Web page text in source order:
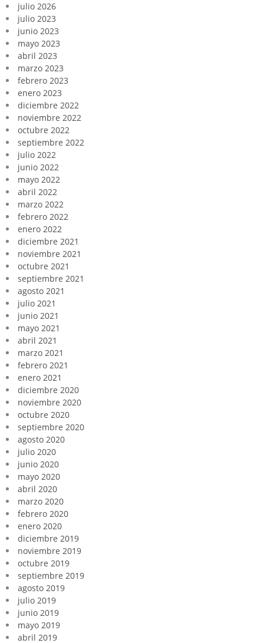
julio 2026
julio 2023
junio 2023
mayo 2023
abril 2023
marzo 2023
febrero 2023
enero 2023
diciembre 2022
noviembre 2022
octubre 2022
septiembre 2022
julio 2022
junio 2022
mayo 2022
abril 2022
marzo 2022
febrero 2022
enero 2022
diciembre 2021
noviembre 2021
octubre 2021
septiembre 2021
agosto 2021
julio 2021
junio 2021
mayo 2021
abril 2021
marzo 2021
febrero 2021
enero 2021
diciembre 2020
noviembre 2020
octubre 2020
septiembre 2020
agosto 2020
julio 2020
junio 2020
mayo 2020
abril 2020
marzo 2020
febrero 2020
enero 2020
diciembre 2019
noviembre 2019
octubre 2019
septiembre 2019
agosto 2019
julio 2019
junio 2019
mayo 2019
abril 2019